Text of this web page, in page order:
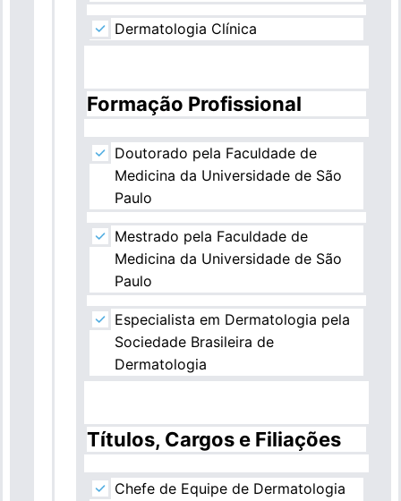
Dermatologia Clínica
Formação Profissional
Doutorado pela Faculdade de
Medicina da Universidade de São
Paulo
Mestrado pela Faculdade de
Medicina da Universidade de São
Paulo
Especialista em Dermatologia pela
Sociedade Brasileira de
Dermatologia
Títulos, Cargos e Filiações
Chefe de Equipe de Dermatologia